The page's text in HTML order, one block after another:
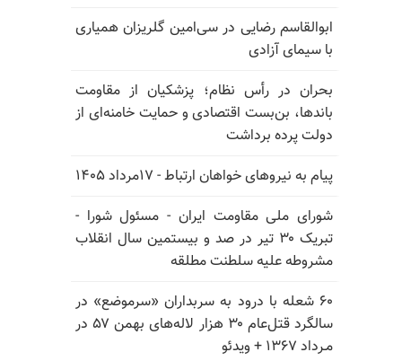
ابوالقاسم رضایی در سی‌امین گلریزان همیاری
با سیمای آزادی
بحران در رأس نظام؛ پزشکیان از مقاومت
باندها، بن‌بست اقتصادی و حمایت خامنه‌ای از
دولت پرده برداشت
پیام به نیروهای خواهان ارتباط - ۱۷مرداد ۱۴۰۵
شورای ملی مقاومت ایران - مسئول شورا -
تبریک ۳۰ تیر در صد و بیستمین سال انقلاب
مشروطه علیه سلطنت مطلقه
۶۰ شعله با درود به سربداران «سرموضع» در
سالگرد قتل‌عام ۳۰ هزار لاله‌های بهمن ۵۷ در
مـرداد ۱۳۶۷ + ویدئو